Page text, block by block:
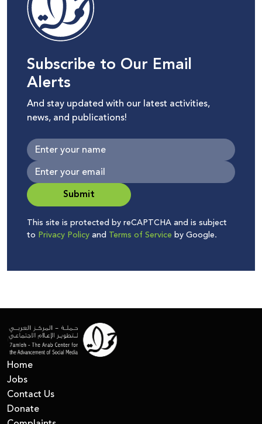
Subscribe to Our Email
Alerts
And stay updated with our latest activities,
news, and publications!
Submit
This site is protected by reCAPTCHA and is subject
to Privacy Policyand Terms of Service by Google.
Home
Jobs
Contact Us
Donate